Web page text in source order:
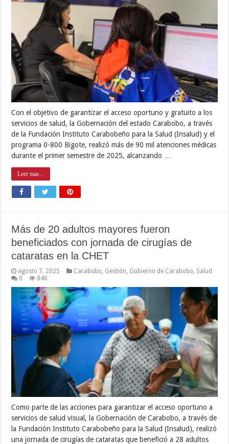
Con el objetivo de garantizar el acceso oportuno y gratuito a los
servicios de salud, la Gobernación del estado Carabobo, a través
de la Fundación Instituto Carabobeño para la Salud (Insalud) y el
programa 0-800 Bigote, realizó más de 90 mil atenciones médicas
durante el primer semestre de 2025, alcanzando …
Leer mas...
Más de 20 adultos mayores fueron
beneficiados con jornada de cirugías de
cataratas en la CHET
agosto 7, 2025 Carabobo, Gestión, Gobierno de Carabobo, Salud
0
846
Como parte de las acciones para garantizar el acceso oportuno a
servicios de salud visual, la Gobernación de Carabobo, a través de
la Fundación Instituto Carabobeño para la Salud (Insalud), realizó
una jornada de cirugías de cataratas que benefició a 28 adultos